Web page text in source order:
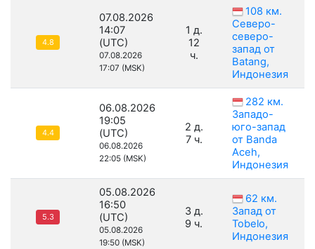
4.8
07.08.2026
14:07
(UTC)
07.08.2026
17:07 (MSK)
1 д.
12
ч.
108 км.
Северо-
северо-
запад от
Batang,
Индонезия
4.4
06.08.2026
19:05
(UTC)
06.08.2026
22:05 (MSK)
2 д.
7 ч.
282 км.
Западо-
юго-запад
от Banda
Aceh,
Индонезия
5.3
05.08.2026
16:50
(UTC)
05.08.2026
19:50 (MSK)
3 д.
9 ч.
62 км.
Запад от
Tobelo,
Индонезия